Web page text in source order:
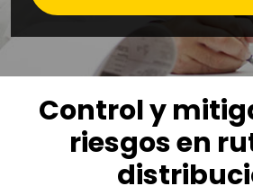
Control y
riesgos en